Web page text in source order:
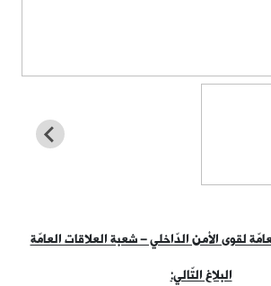
لقوى الأمن الدّاخلي – شعبة العلاقات العامّة
البلاغ التّالي: